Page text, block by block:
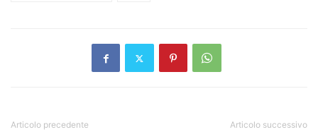
Articolo precedente Articolo successivo